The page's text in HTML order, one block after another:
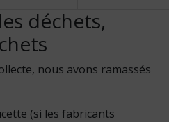
déchets,
nous avons ramassés
(si les fabricants